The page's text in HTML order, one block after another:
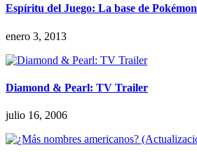
Espíritu del Juego: La base de Pokémon
enero 3, 2013
Diamond & Pearl: TV Trailer
julio 16, 2006